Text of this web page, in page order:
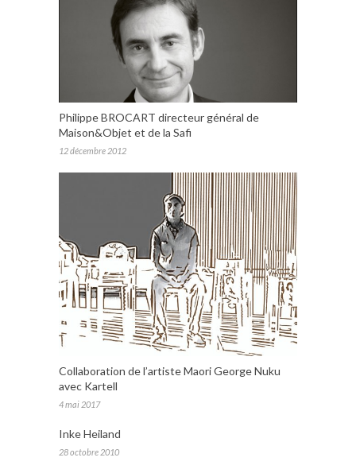
Philippe BROCART directeur général de
Maison&Objet et de la Safi
12 décembre 2012
Collaboration de l’artiste Maori George Nuku
avec Kartell
4 mai 2017
Inke Heiland
28 octobre 2010